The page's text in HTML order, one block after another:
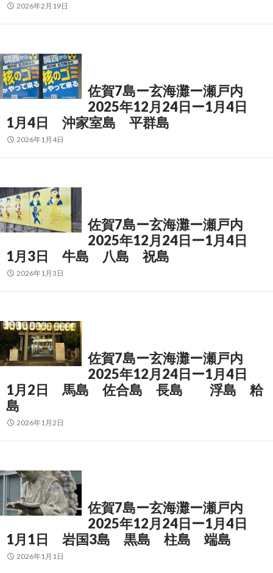
2026年2月19日
佐賀7島ー玄海灘ー瀬戸内
2025年12月24日ー1月4日
1月4日 沖家室島 平群島
2026年1月4日
佐賀7島ー玄海灘ー瀬戸内
2025年12月24日ー1月4日
1月3日 牛島 八島 祝島
2026年1月3日
佐賀7島ー玄海灘ー瀬戸内
2025年12月24日ー1月4日
1月2日 馬島 佐合島 長島 浮島 粭
島
2026年1月2日
佐賀7島ー玄海灘ー瀬戸内
2025年12月24日ー1月4日
1月1日 岩国3島 黒島 柱島 端島
2026年1月1日